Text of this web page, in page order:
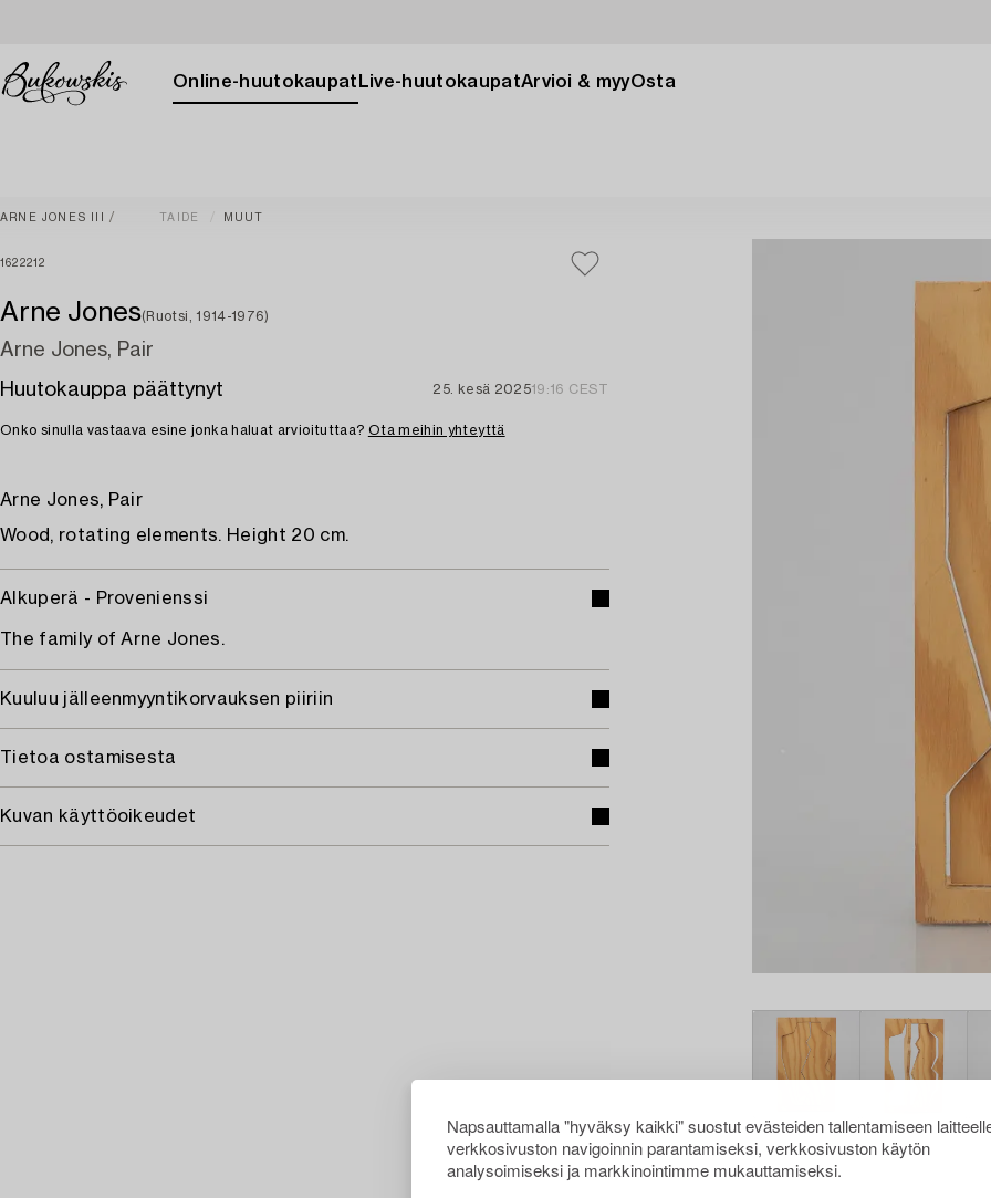
Napsauttamalla "hyväksy kaikki" suostut evästeiden tallentamiseen
verkkosivuston navigoinnin parantamiseksi, verkkosivuston käytön
analysoimiseksi ja markkinointimme mukauttamiseksi.
Online-huutokaupat Live-huutokaupatArvioi & myyOsta
ARNE JONES III TAIDE MUUT
1622212
Arne Jones(Ruotsi, 1914-1976)
Arne Jones, Pair
Huutokauppa päättynyt
25. kesä 202519:16 CEST
Onko sinulla vastaava esine jonka haluat arvioituttaa? Ota meihin yhteyttä
Arne Jones, Pair
Wood, rotating elements. Height 20 cm.
Alkuperä - Provenienssi
The family of Arne Jones.
Kuuluu jälleenmyyntikorvauksen piiriin
Tietoa ostamisesta
Kuvan käyttöoikeudet